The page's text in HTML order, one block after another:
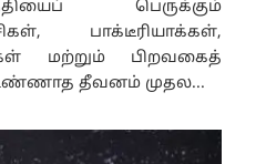
பெருக்கும்
பாக்டீரியாக்கள்,
மற்றும் பிறவகைத்
தீவனம் முதல...